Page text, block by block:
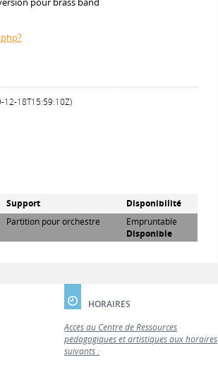
12-18T15:59:10Z)
Support
Disponibilité
Partition pour orchestre
Empruntable
Disponible
HORAIRES
Accès au Centre de Ressources
pédagogiques et artistiques aux horaires
suivants :